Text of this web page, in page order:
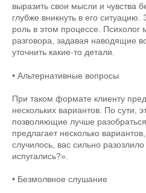
выразить свои мысли и чувства
глубже вникнуть в его
роль в этом процессе. Психолог
разговора, задавая наводящие
уточнить какие-то детали.
• Альтернативные вопросы
При таком формате клиенту
нескольких вариантов. По сути,
позволяющие лучше
предлагает несколько
случилось, вас сильно
испугались?».
• Безмолвное слушание